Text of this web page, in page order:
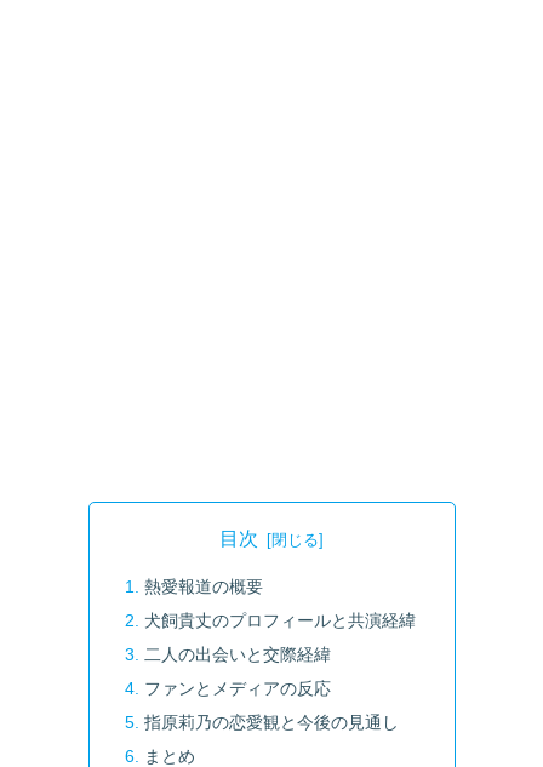
目次
熱愛報道の概要
犬飼貴丈のプロフィールと共演経緯
二人の出会いと交際経緯
ファンとメディアの反応
指原莉乃の恋愛観と今後の見通し
まとめ